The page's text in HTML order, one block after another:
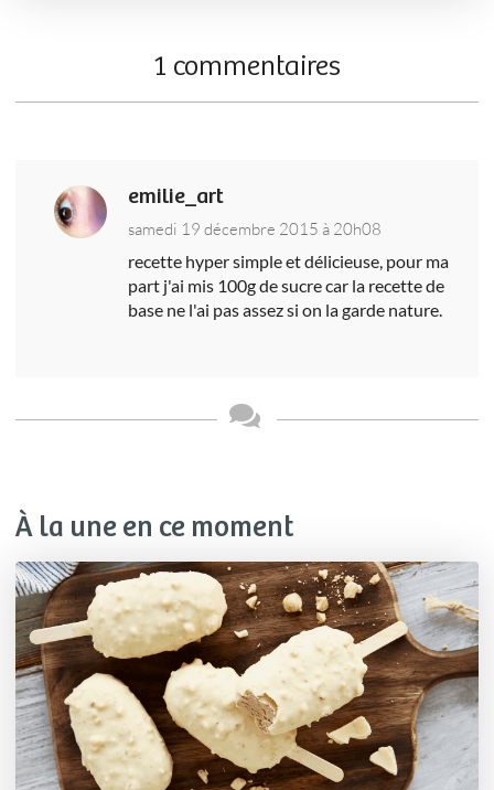
1 commentaires
emilie_art
samedi 19 décembre 2015 à 20h08
recette hyper simple et délicieuse, pour ma
part j'ai mis 100g de sucre car la recette de
base ne l'ai pas assez si on la garde nature.
À la une en ce moment